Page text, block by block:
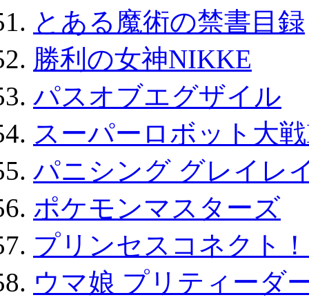
とある魔術の禁書目録
勝利の女神NIKKE
パスオブエグザイル
スーパーロボット大
パニシング グレイレ
ポケモンマスターズ
プリンセスコネクト
ウマ娘 プリティーダ